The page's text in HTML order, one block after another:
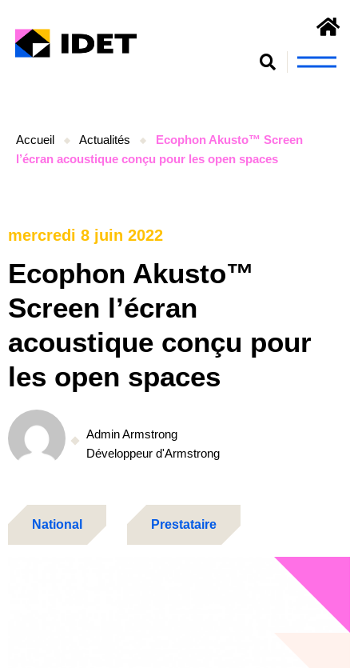
Accueil Actualités
Ecophon Akusto™ Screen
l’écran acoustique conçu pour les open spaces
mercredi 8 juin 2022
Ecophon Akusto™
Screen l’écran
acoustique conçu pour
les open spaces
Admin Armstrong
Développeur d'Armstrong